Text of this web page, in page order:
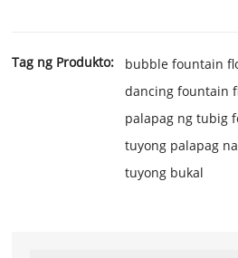
Tag ng Produkto:
bubble fountain
dancing fountain
palapag ng tubig
tuyong palapag
tuyong bukal